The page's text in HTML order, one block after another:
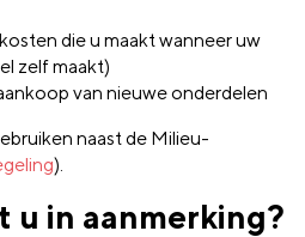
die u maakt wanneer uw
zelf maakt)
van nieuwe onderdelen
naast de Milieu-
).
u in aanmerking?